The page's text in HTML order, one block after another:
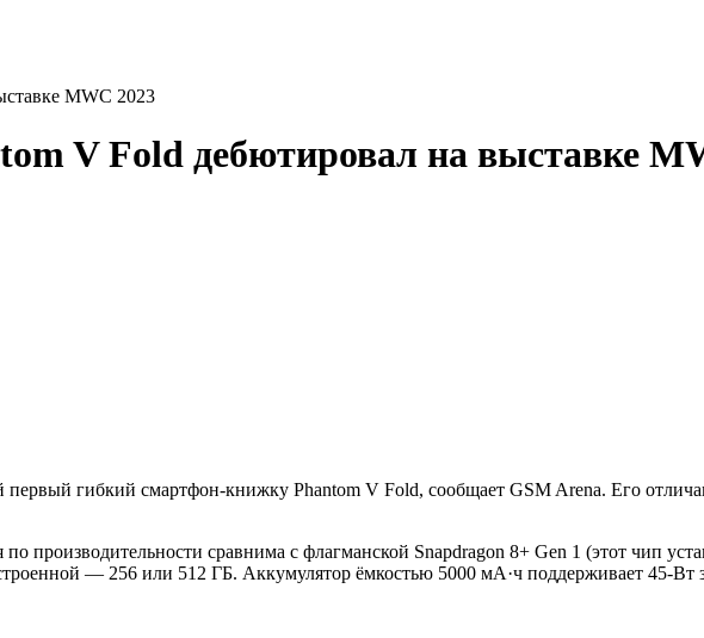
MWC 2023
V Fold дебютировал на выставке
первый гибкий смартфон-книжку Phantom V Fold, сообщает GSM Arena. Его
производительности сравнима с флагманской Snapdragon 8+ Gen 1 (этот чип
— 256 или 512 ГБ. Аккумулятор ёмкостью 5000 мА·ч поддерживает 45-Вт